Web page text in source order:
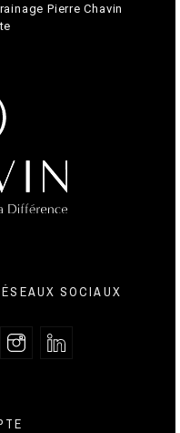
Pierre Chavin
SOCIAUX